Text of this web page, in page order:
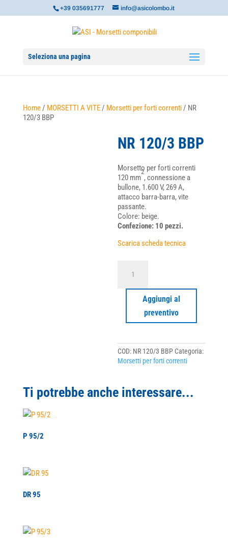
+39 035691777 info@asicolombo.it
Seleziona una pagina
Home/ MORSETTI A VITE/ Morsetti per forti correnti/ NR
120/3 BBP
NR 120/3 BBP
Morsetto per forti correnti
120 mm
2
, connessione a
bullone, 1.600 V, 269 A,
attacco barra-barra, vite
passante.
Colore: beige.
Confezione: 10 pezzi.
Scarica scheda tecnica
120/3
Aggiungi al
preventivo
COD: NR 120/3 BBP Categoria:
Morsetti per forti correnti
Ti potrebbe anche interessare...
P 95/2
DR 95